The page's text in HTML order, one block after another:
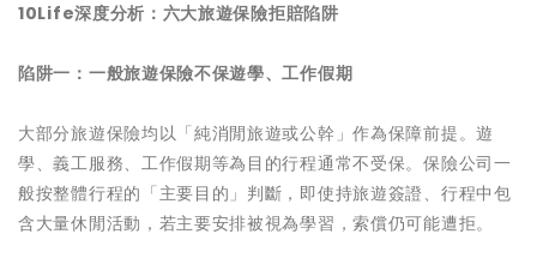
10Life深度分析：六大旅遊保險拒賠陷阱
陷阱一：一般旅遊保險不保遊學、工作假期
大部分旅遊保險均以「純消閒旅遊或公幹」作為保障前提。遊
學、義工服務、工作假期等為目的行程通常不受保。保險公司一
般按整體行程的「主要目的」判斷，即使持旅遊簽證、行程中包
含大量休閒活動，若主要安排被視為學習，索償仍可能遭拒。